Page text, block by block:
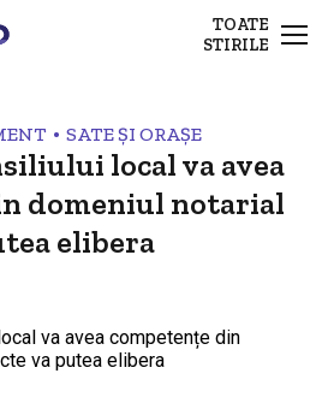
TOATE
STIRILE
• SATE ȘI ORAȘE
local va avea
domeniul notarial
elibera